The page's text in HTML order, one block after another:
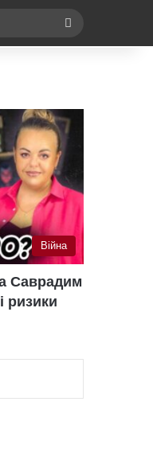
Війна
Саврадим
ризики